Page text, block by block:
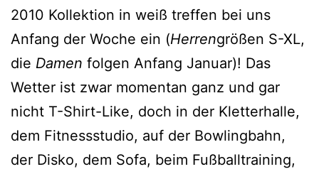
2010 Kollektion in weiß treffen bei uns
Anfang der Woche ein (Herrengrößen S-XL,
die Damen folgen Anfang Januar)! Das
Wetter ist zwar momentan ganz und gar
nicht T-Shirt-Like, doch in der Kletterhalle,
dem Fitnessstudio, auf der Bowlingbahn,
der Disko, dem Sofa, beim Fußballtraining,